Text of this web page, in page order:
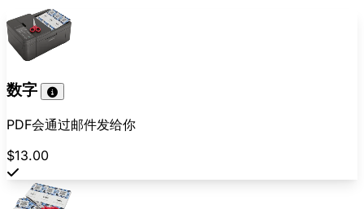
数字
PDF会通过邮件发给你
$13.00